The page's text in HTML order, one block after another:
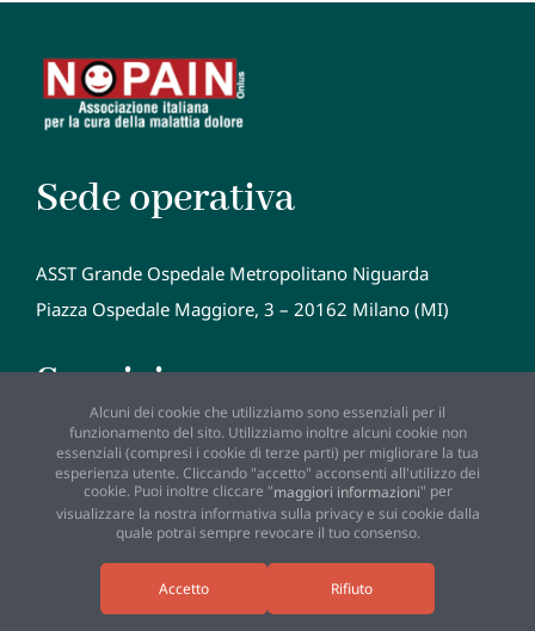
Sede operativa
ASST Grande Ospedale Metropolitano Niguarda
Piazza Ospedale Maggiore, 3 – 20162 Milano (MI)
Seguici
NOPAIN Onlus © 2026 Tutti i diritti riservati -
Lucchini Informatica
Alcuni dei cookie che utilizziamo sono essenziali per il
funzionamento del sito. Utilizziamo inoltre alcuni cookie non
essenziali (compresi i cookie di terze parti) per migliorare la tua
esperienza utente. Cliccando "accetto" acconsenti all'utilizzo dei
cookie. Puoi inoltre cliccare "maggiori informazioni" per
visualizzare la nostra informativa sulla privacy e sui cookie dalla
quale potrai sempre revocare il tuo consenso.
Accetto Rifiuto